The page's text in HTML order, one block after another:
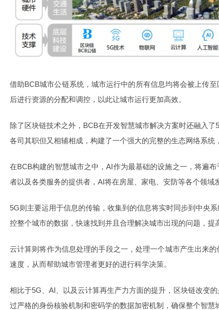
借助BCB城市公链系统，城市运行中的所有信息均将会被上传
后进行资源的分配和调控，以此让城市运行更加高效。
除了区块链技术之外，BCB在开发智慧城市解决方案时还融入
各司其职但又相辅相成，构建了一个强大的完整的生态网络系统
在BCB构建的智慧城市之中，AI作为最基础的设施之一，将遍
者以及各类服务的提供者，AI将在房屋、家电、安防等各个领域
5G则主要运用于信息的传输，收集到的信息将实时同步到中央
控整个城市的数据，快速找到并且合理解决城市出现的问题，提
云计算则将作为信息处理的手段之一，处理一个城市产生出来
速度，从而帮助城市管理者更好的进行科学决策。
相比于5G、AI、以及云计算再生产力方面的提升，区块链改变
过严格的身份核验机制和密码学的数据加密机制，确保整个智慧